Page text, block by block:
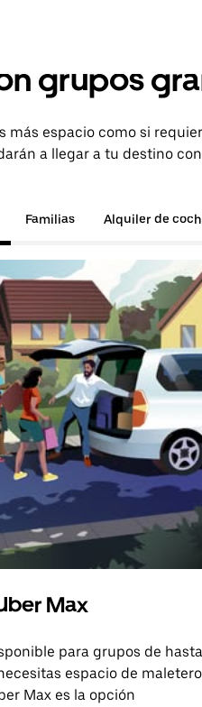
grupos
más espacio como si
a llegar a tu destino
Familias Alquiler de
Max
para grupos de hasta
espacio de maletero
Max es la opción